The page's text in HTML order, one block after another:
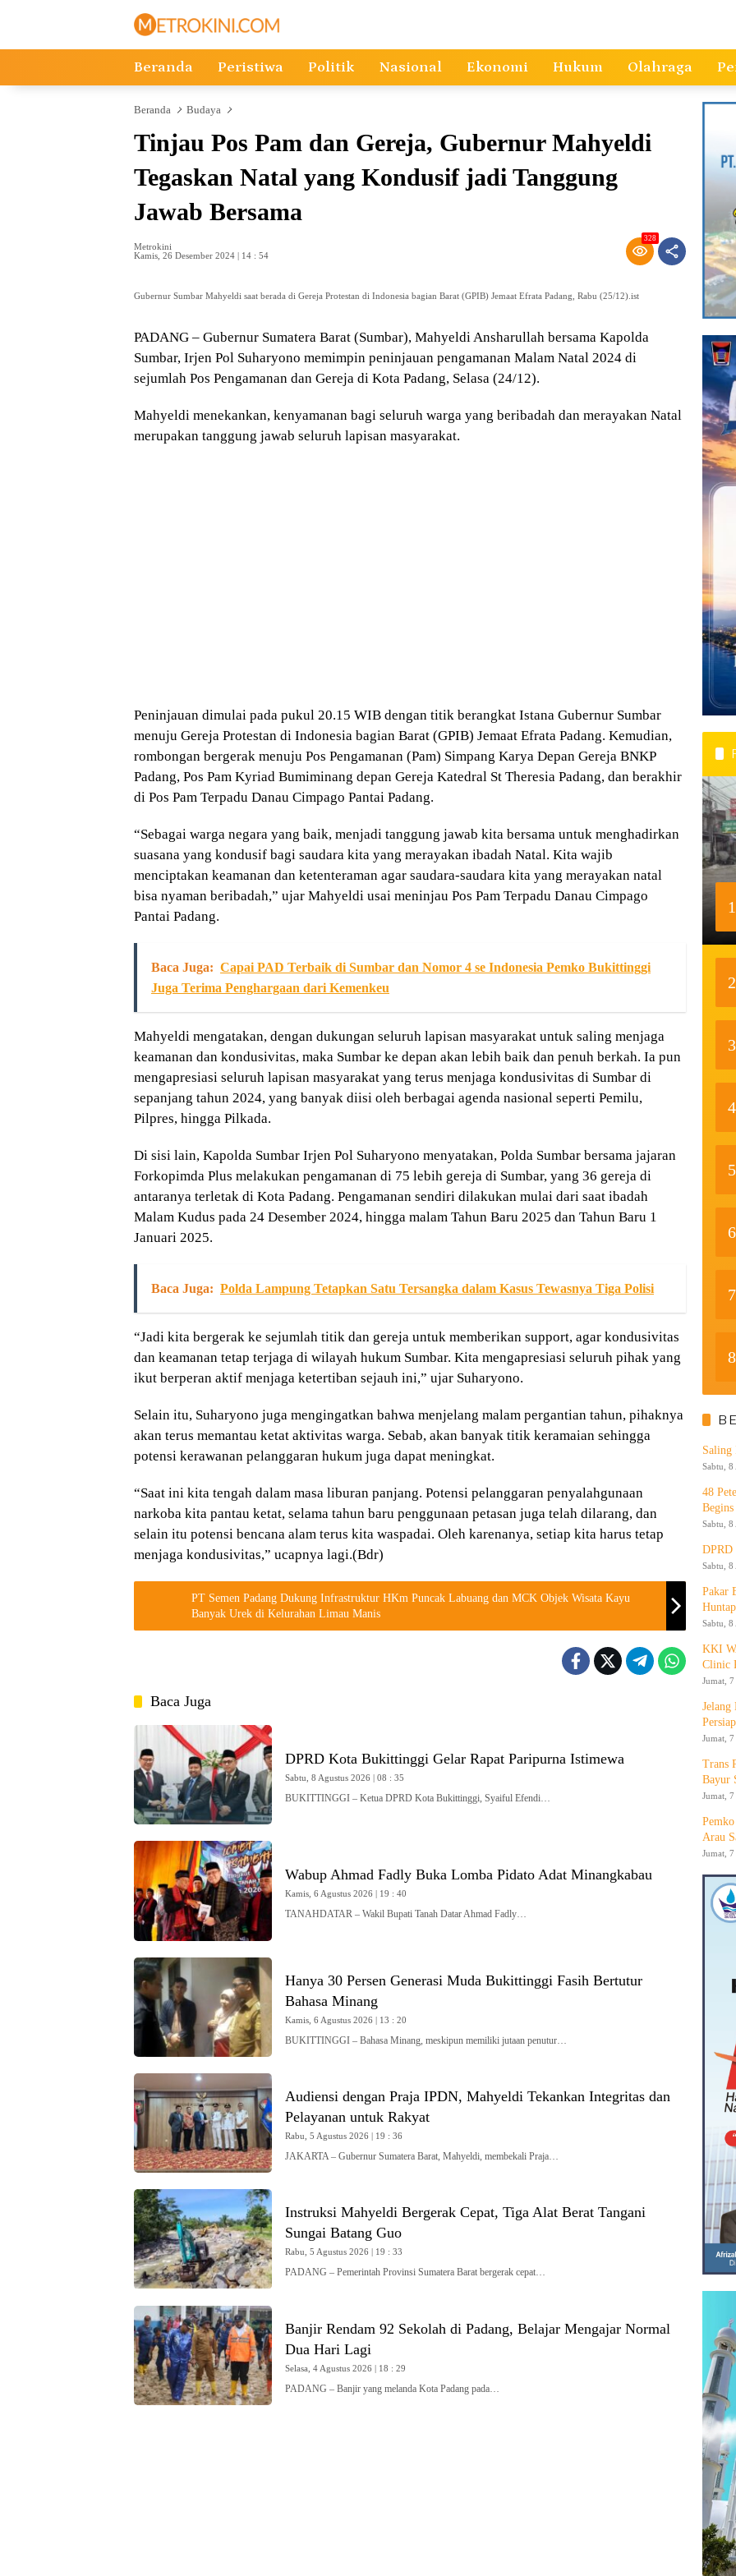
Beranda Peristiwa Politik Nasional Ekonomi Hukum Olahraga
Beranda Budaya
Tinjau Pos Pam dan Gereja, Gubernur Mahyeldi
Tegaskan Natal yang Kondusif jadi Tanggung
Jawab Bersama
Metrokini
Kamis, 26 Desember 2024 | 14 : 54
328
Gubernur Sumbar Mahyeldi saat berada di Gereja Protestan di Indonesia bagian Barat (GPIB) Jemaat Efrata Padang, Rabu (25/12).ist
PADANG – Gubernur Sumatera Barat (Sumbar), Mahyeldi Ansharullah bersama Kapolda
Sumbar, Irjen Pol Suharyono memimpin peninjauan pengamanan Malam Natal 2024 di
sejumlah Pos Pengamanan dan Gereja di Kota Padang, Selasa (24/12).
Mahyeldi menekankan, kenyamanan bagi seluruh warga yang beribadah dan merayakan Natal
merupakan tanggung jawab seluruh lapisan masyarakat.
Peninjauan dimulai pada pukul 20.15 WIB dengan titik berangkat Istana Gubernur Sumbar
menuju Gereja Protestan di Indonesia bagian Barat (GPIB) Jemaat Efrata Padang. Kemudian,
rombongan bergerak menuju Pos Pengamanan (Pam) Simpang Karya Depan Gereja BNKP
Padang, Pos Pam Kyriad Bumiminang depan Gereja Katedral St Theresia Padang, dan berakhir
di Pos Pam Terpadu Danau Cimpago Pantai Padang.
“Sebagai warga negara yang baik, menjadi tanggung jawab kita bersama untuk menghadirkan
suasana yang kondusif bagi saudara kita yang merayakan ibadah Natal. Kita wajib
menciptakan keamanan dan ketenteraman agar saudara-saudara kita yang merayakan natal
bisa nyaman beribadah,” ujar Mahyeldi usai meninjau Pos Pam Terpadu Danau Cimpago
Pantai Padang.
Baca Juga: Capai PAD Terbaik di Sumbar dan Nomor 4 se Indonesia Pemko Bukittinggi
Juga Terima Penghargaan dari Kemenkeu
Mahyeldi mengatakan, dengan dukungan seluruh lapisan masyarakat untuk saling menjaga
keamanan dan kondusivitas, maka Sumbar ke depan akan lebih baik dan penuh berkah. Ia pun
mengapresiasi seluruh lapisan masyarakat yang terus menjaga kondusivitas di Sumbar di
sepanjang tahun 2024, yang banyak diisi oleh berbagai agenda nasional seperti Pemilu,
Pilpres, hingga Pilkada.
Di sisi lain, Kapolda Sumbar Irjen Pol Suharyono menyatakan, Polda Sumbar bersama jajaran
Forkopimda Plus melakukan pengamanan di 75 lebih gereja di Sumbar, yang 36 gereja di
antaranya terletak di Kota Padang. Pengamanan sendiri dilakukan mulai dari saat ibadah
Malam Kudus pada 24 Desember 2024, hingga malam Tahun Baru 2025 dan Tahun Baru 1
Januari 2025.
Baca Juga: Polda Lampung Tetapkan Satu Tersangka dalam Kasus Tewasnya Tiga Polisi
“Jadi kita bergerak ke sejumlah titik dan gereja untuk memberikan support, agar kondusivitas
dan keamanan tetap terjaga di wilayah hukum Sumbar. Kita mengapresiasi seluruh pihak yang
ikut berperan aktif menjaga ketertiban sejauh ini,” ujar Suharyono.
Selain itu, Suharyono juga mengingatkan bahwa menjelang malam pergantian tahun, pihaknya
akan terus memantau ketat aktivitas warga. Sebab, akan banyak titik keramaian sehingga
potensi kerawanan pelanggaran hukum juga dapat meningkat.
“Saat ini kita tengah dalam masa liburan panjang. Potensi pelanggaran penyalahgunaan
narkoba kita pantau ketat, selama tahun baru penggunaan petasan juga telah dilarang, dan
selain itu potensi bencana alam terus kita waspadai. Oleh karenanya, setiap kita harus tetap
menjaga kondusivitas,” ucapnya lagi.(Bdr)
PT Semen Padang Dukung Infrastruktur HKm Puncak Labuang dan MCK Objek Wisata Kayu
Banyak Urek di Kelurahan Limau Manis
Baca Juga
DPRD Kota Bukittinggi Gelar Rapat Paripurna Istimewa
Sabtu, 8 Agustus 2026 | 08 : 35
BUKITTINGGI – Ketua DPRD Kota Bukittinggi, Syaiful Efendi…
Wabup Ahmad Fadly Buka Lomba Pidato Adat Minangkabau
Kamis, 6 Agustus 2026 | 19 : 40
TANAHDATAR – Wakil Bupati Tanah Datar Ahmad Fadly…
Hanya 30 Persen Generasi Muda Bukittinggi Fasih Bertutur
Bahasa Minang
Kamis, 6 Agustus 2026 | 13 : 20
BUKITTINGGI – Bahasa Minang, meskipun memiliki jutaan penutur…
Audiensi dengan Praja IPDN, Mahyeldi Tekankan Integritas dan
Pelayanan untuk Rakyat
Rabu, 5 Agustus 2026 | 19 : 36
JAKARTA – Gubernur Sumatera Barat, Mahyeldi, membekali Praja…
Instruksi Mahyeldi Bergerak Cepat, Tiga Alat Berat Tangani
Sungai Batang Guo
Rabu, 5 Agustus 2026 | 19 : 33
PADANG – Pemerintah Provinsi Sumatera Barat bergerak cepat…
Banjir Rendam 92 Sekolah di Padang, Belajar Mengajar Normal
Dua Hari Lagi
Selasa, 4 Agustus 2026 | 18 : 29
PADANG – Banjir yang melanda Kota Padang pada…
1
2
3
4
5
6
7
8
Saling
Sabtu, 8
48
Sabtu, 8
DPRD
Sabtu, 8
Pakar
Sabtu, 8
KKI
Clinic
Jumat,
Jelang
Jumat,
Trans
Bayur
Jumat,
Arau
Jumat,